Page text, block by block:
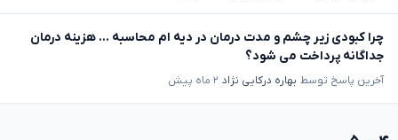
چرا کبودی زیر چشم و مدت درمان در دیه ام محاسبه ... هزینه درمان
جداگانه پرداخت می شود؟
آخرین پاسخ توسط بهاره درکایی نژاد ۲ ماه پیش